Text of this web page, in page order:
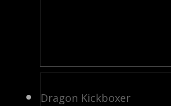
Dragon Kickboxer